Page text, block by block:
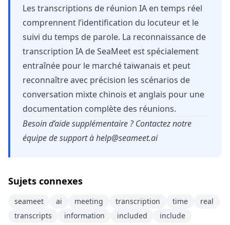
Les transcriptions de réunion IA en temps réel
comprennent l’identification du locuteur et le
suivi du temps de parole. La reconnaissance de
transcription IA de SeaMeet est spécialement
entraînée pour le marché taïwanais et peut
reconnaître avec précision les scénarios de
conversation mixte chinois et anglais pour une
documentation complète des réunions.
Besoin d’aide supplémentaire ? Contactez notre
équipe de support àhelp@seameet.ai
Sujets connexes
seameet ai meeting transcription time
real
transcripts
information included include